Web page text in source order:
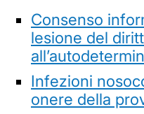
Consenso
lesione del
Infezioni
onere della